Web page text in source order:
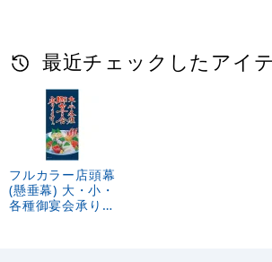
最近チェックしたアイ
フルカラー店頭幕
(懸垂幕) 大・小・
各種御宴会承りま